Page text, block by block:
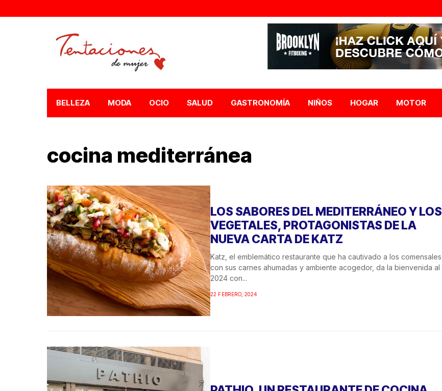
BELLEZA MODA OCIO SALUD GASTRONOMÍA NIÑOS HOGAR MOTOR
cocina mediterránea
LOS SABORES DEL MEDITERRÁNEO Y LOS
VEGETALES, PROTAGONISTAS DE LA
NUEVA CARTA DE KATZ
Katz, el emblemático restaurante que ha cautivado a los comensales
con sus carnes ahumadas y ambiente acogedor, da la bienvenida al
2024 con...
22 FEBRERO, 2024